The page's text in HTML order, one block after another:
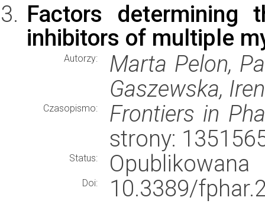
Factors determining
inhibitors of multiple
Autorzy:
Marta Pelon,
Gaszewska,
Czasopismo:
Frontiers in
strony:
Status: Opublikowana
Doi: 10.3389/